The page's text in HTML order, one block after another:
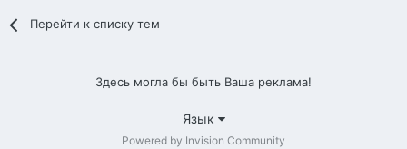
Перейти к списку тем
Здесь могла бы быть Ваша реклама!
Язык
Powered by Invision Community